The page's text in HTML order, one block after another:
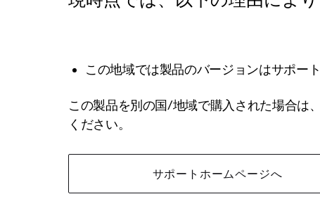
この地域では製品のバージョンはサポー
この製品を別の国/地域で購入された場合は
ください。
サポートホームページへ